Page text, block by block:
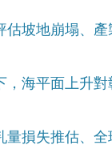
坡地崩塌、
海平面上升
損失推估、